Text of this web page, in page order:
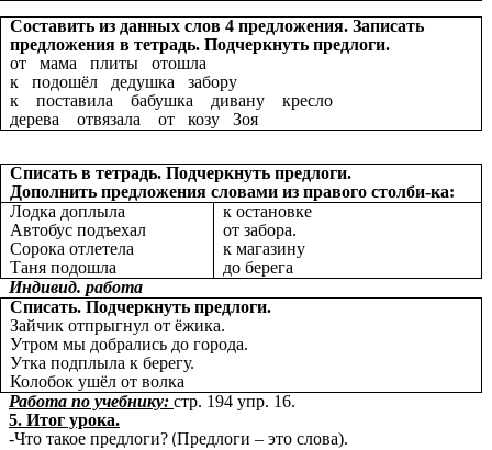
Составить из данных слов 4 предложения. Записать
предложения в тетрадь. Подчеркнуть предлоги.
от мама плиты отошла
к подошёл дедушка забору
к поставила бабушка дивану кресло
дерева отвязала от козу Зоя
Списать в тетрадь. Подчеркнуть предлоги.
Дополнить предложения словами из правого столби-ка:
Лодка доплыла
Автобус подъехал
Сорока отлетела
Таня подошла
к остановке
от забора.
к магазину
до берега
Индивид. работа
Списать. Подчеркнуть предлоги.
Зайчик отпрыгнул от ёжика.
Утром мы добрались до города.
Утка подплыла к берегу.
Колобок ушёл от волка
Работа по учебнику: стр. 194 упр. 16.
5. Итог урока.
-Что такое предлоги? (Предлоги – это слова).